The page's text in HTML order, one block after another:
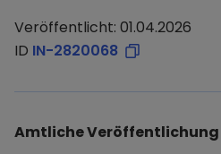
Veröffentlicht: 01.04.2026
ID IN-2820068
Amtliche Veröffentlichung